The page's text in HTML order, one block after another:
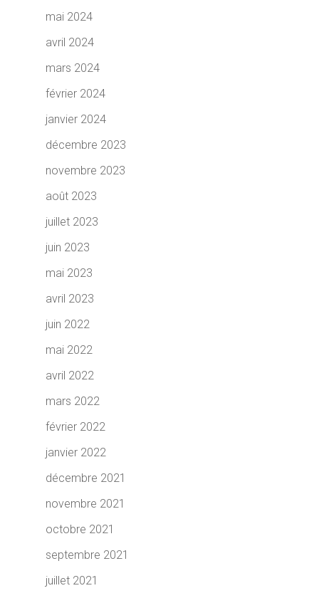
mai 2024
avril 2024
mars 2024
février 2024
janvier 2024
décembre 2023
novembre 2023
août 2023
juillet 2023
juin 2023
mai 2023
avril 2023
juin 2022
mai 2022
avril 2022
mars 2022
février 2022
janvier 2022
décembre 2021
novembre 2021
octobre 2021
septembre 2021
juillet 2021